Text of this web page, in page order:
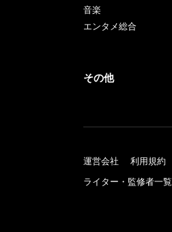
音楽
エンタメ総合
その他
運営会社 利用規約
ライター・監修者一覧